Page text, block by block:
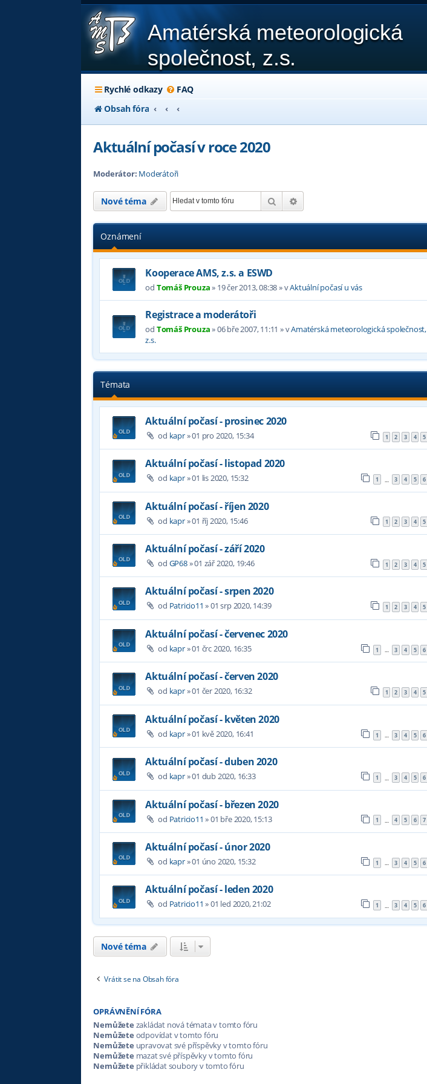
Amatérská meteorologická
společnost, z.s.
Rychlé odkazy FAQ
Obsah fóra
Aktuální počasí v roce 2020
Moderátor: Moderátoři
Nové téma Hledat
Oznámení
Kooperace AMS, z.s. a ESWD
od Tomáš Prouza» 19 čer 2013, 08:38» vAktuální počasí u vás
Registrace a moderátoři
od Tomáš Prouza»06 bře 2007, 11:11 » vAmatérská meteorologická společnost,
z.s.
Témata
Aktuální počasí - prosinec 2020
od kapr»01 pro 2020, 15:34 1 2 3 4 5
Aktuální počasí - listopad 2020
od kapr»01 lis 2020, 15:32 1 3 4 5 6
Aktuální počasí - říjen 2020
od kapr»01 říj 2020, 15:46 1 2 3 4 5
Aktuální počasí - září 2020
od GP68»01 zář 2020, 19:46 1 2 3 4 5
Aktuální počasí - srpen 2020
od Patricio11 »01 srp 2020, 14:39 1 2 3 4 5
Aktuální počasí - červenec 2020
od kapr»01 črc 2020, 16:35 1 … 3 4 5 6
Aktuální počasí - červen 2020
od kapr»01 čer 2020, 16:32 1 2 3 4 5
Aktuální počasí - květen 2020
od kapr»01 kvě 2020, 16:41 1 … 3 4 5 6
Aktuální počasí - duben 2020
od kapr»01 dub 2020, 16:33 1 3 4 5 6
Aktuální počasí - březen 2020
od Patricio11 »01 bře 2020, 15:13 1 … 4 5 6 7
Aktuální počasí - únor 2020
od kapr»01 úno 2020, 15:32 1 … 3 4 5 6
Aktuální počasí - leden 2020
od Patricio11 »01 led 2020, 21:02 1 … 3 4 5 6
Nové téma
Vrátit se na Obsah fóra
OPRÁVNĚNÍ FÓRA
Nemůžete zakládat nová témata v tomto fóru
Nemůžete odpovídat v tomto fóru
Nemůžete upravovat své příspěvky v tomto fóru
Nemůžete mazat své příspěvky v tomto fóru
Nemůžete přikládat soubory v tomto fóru